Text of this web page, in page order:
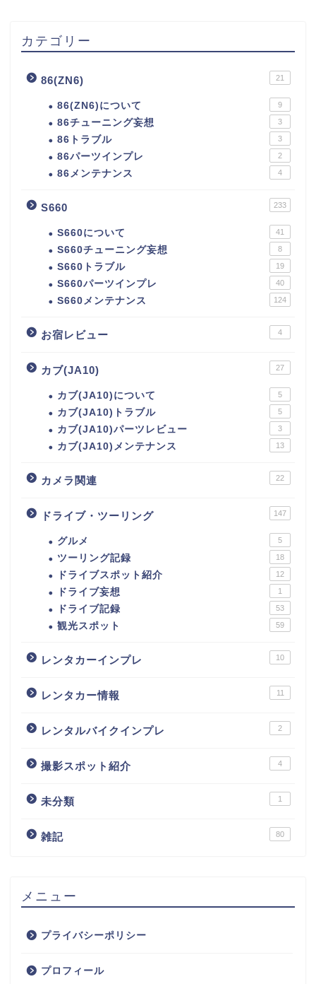
カテゴリー
86(ZN6) 21
86(ZN6)について 9
86チューニング妄想 3
86トラブル 3
86パーツインプレ 2
86メンテナンス 4
S660 233
S660について 41
S660チューニング妄想 8
S660トラブル 19
S660パーツインプレ 40
S660メンテナンス 124
お宿レビュー 4
カブ(JA10) 27
カブ(JA10)について 5
カブ(JA10)トラブル 5
カブ(JA10)パーツレビュー 3
カブ(JA10)メンテナンス 13
カメラ関連 22
ドライブ・ツーリング 147
グルメ 5
ツーリング記録 18
ドライブスポット紹介 12
ドライブ妄想 1
ドライブ記録 53
観光スポット 59
レンタカーインプレ 10
レンタカー情報 11
レンタルバイクインプレ 2
撮影スポット紹介 4
未分類 1
雑記 80
メニュー
プライバシーポリシー
プロフィール